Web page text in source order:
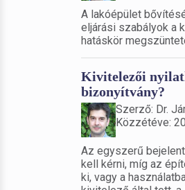
A lakóépület
eljárási szabályok a
hatáskör
Kivitelezői
bizonyítvány?
Szerző: Dr.
Közzétéve:
Az egyszerű
kell kérni, míg az
ki, vagy a